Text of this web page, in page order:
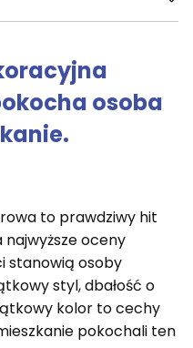
osoba
to prawdziwy hit
oceny
stanowią osoby
styl, dbałość o
kolor to cechy
pokochali ten